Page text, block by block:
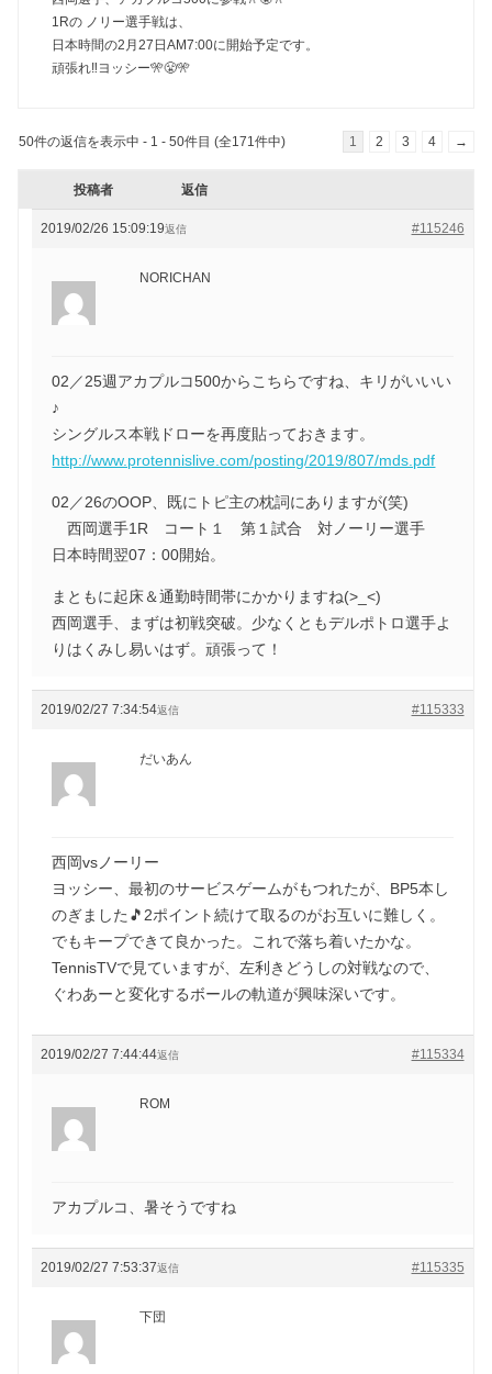
1Rの ノリー選手戦は、
日本時間の2月27日AM7:00に開始予定です。
頑張れ‼️ヨッシー🎌😤🎌
50件の返信を表示中 - 1 - 50件目 (全171件中) 1 2 3 4 →
投稿者 返信
2019/02/26 15:09:19 #115246
返信
NORICHAN
02／25週アカプルコ500からこちらですね、キリがいいい
♪
シングルス本戦ドローを再度貼っておきます。
http://www.protennislive.com/posting/2019/807/mds.pdf
02／26のOOP、既にトピ主の枕詞にありますが(笑)
西岡選手1R コート１ 第１試合 対ノーリー選手
日本時間翌07：00開始。
まともに起床＆通勤時間帯にかかりますね(>_<)
西岡選手、まずは初戦突破。少なくともデルポトロ選手よ
りはくみし易いはず。頑張って！
2019/02/27 7:34:54 #115333
返信
だいあん
西岡vsノーリー
ヨッシー、最初のサービスゲームがもつれたが、BP5本し
のぎました🎵2ポイント続けて取るのがお互いに難しく。
でもキープできて良かった。これで落ち着いたかな。
TennisTVで見ていますが、左利きどうしの対戦なので、
ぐわあーと変化するボールの軌道が興味深いです。
2019/02/27 7:44:44 #115334
返信
ROM
アカプルコ、暑そうですね
2019/02/27 7:53:37 #115335
返信
下団